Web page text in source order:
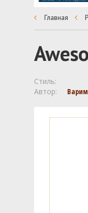
Главная
Стиль:
Автор: